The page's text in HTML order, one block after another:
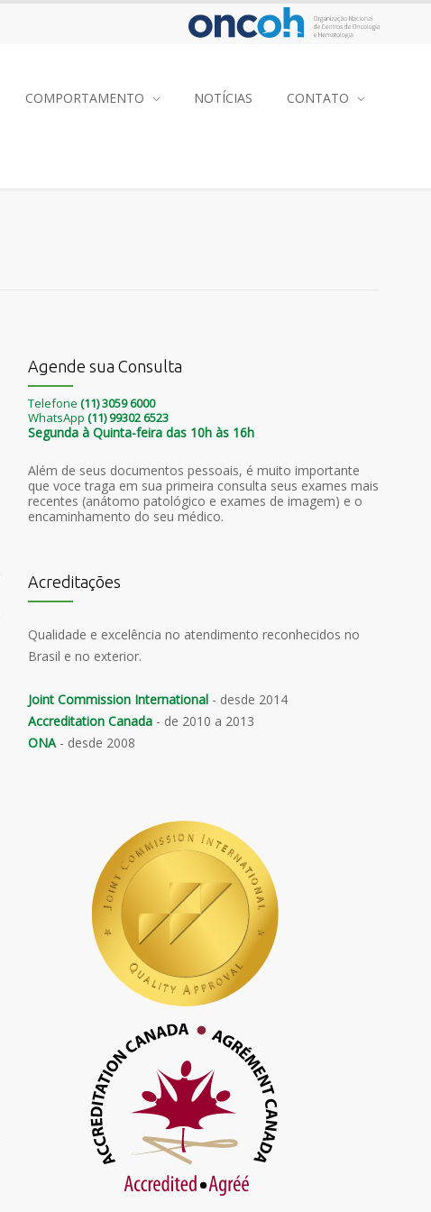
COMPORTAMENTO NOTÍCIAS CONTATO
Agende sua Consulta
Telefone (11) 3059 6000
WhatsApp (11) 99302 6523
Segunda à Quinta-feira das 10h às 16h
Além de seus documentos pessoais, é muito importante
que voce traga em sua primeira consulta seus exames mais
recentes (anátomo patológico e exames de imagem) e o
encaminhamento do seu médico.
Acreditações
Qualidade e excelência no atendimento reconhecidos no
Brasil e no exterior.
Joint Commission International - desde 2014
Accreditation Canada - de 2010 a 2013
ONA- desde 2008